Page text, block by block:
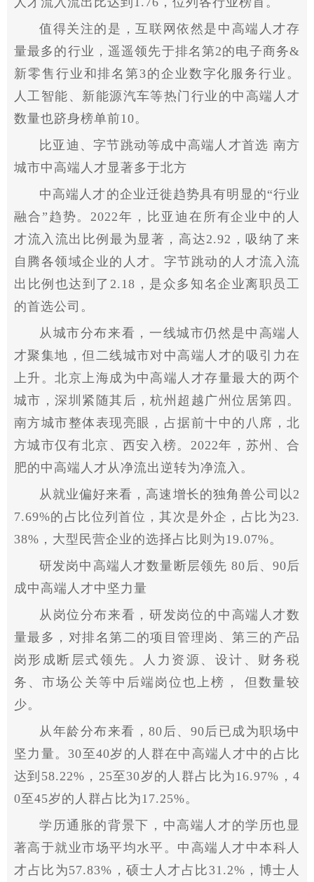
值得关注的是，互联网依然是中高端人才存
量最多的行业，遥遥领先于排名第2的电子商务&
新零售行业和排名第3的企业数字化服务行业。
人工智能、新能源汽车等热门行业的中高端人才
数量也跻身榜单前10。
比亚迪、字节跳动等成中高端人才首选 南方
城市中高端人才显著多于北方
中高端人才的企业迁徙趋势具有明显的“行业
融合”趋势。2022年，比亚迪在所有企业中的人
才流入流出比例最为显著，高达2.92，吸纳了来
自腾各领域企业的人才。字节跳动的人才流入流
出比例也达到了2.18，是众多知名企业离职员工
的首选公司。
从城市分布来看，一线城市仍然是中高端人
才聚集地，但二线城市对中高端人才的吸引力在
上升。北京上海成为中高端人才存量最大的两个
城市，深圳紧随其后，杭州超越广州位居第四。
南方城市整体表现亮眼，占据前十中的八席，北
方城市仅有北京、西安入榜。2022年，苏州、合
肥的中高端人才从净流出逆转为净流入。
从就业偏好来看，高速增长的独角兽公司以2
7.69%的占比位列首位，其次是外企，占比为23.
38%，大型民营企业的选择占比则为19.07%。
研发岗中高端人才数量断层领先 80后、90后
成中高端人才中坚力量
从岗位分布来看，研发岗位的中高端人才数
量最多，对排名第二的项目管理岗、第三的产品
岗形成断层式领先。人力资源、设计、财务税
务、市场公关等中后端岗位也上榜， 但数量较
少。
从年龄分布来看，80后、90后已成为职场中
坚力量。30至40岁的人群在中高端人才中的占比
达到58.22%，25至30岁的人群占比为16.97%，4
0至45岁的人群占比为17.25%。
学历通胀的背景下，中高端人才的学历也显
著高于就业市场平均水平。中高端人才中本科人
才占比为57.83%，硕士人才占比31.2%，博士人